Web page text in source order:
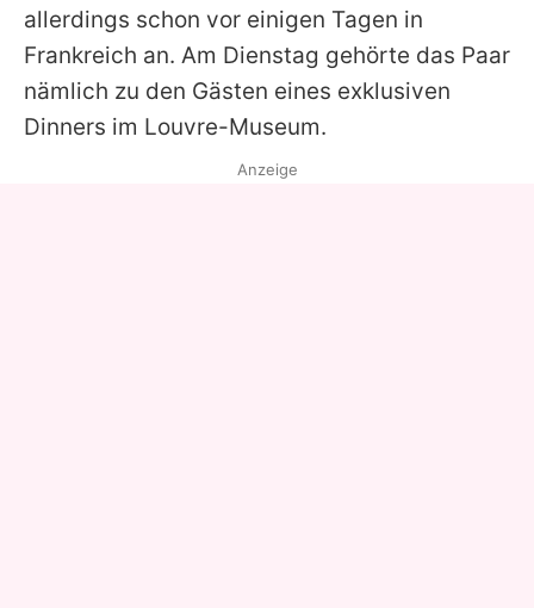
allerdings schon vor einigen Tagen in
Frankreich an. Am Dienstag gehörte das Paar
nämlich zu den Gästen eines exklusiven
Dinners im Louvre-Museum.
Anzeige